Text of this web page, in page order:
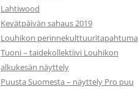
Lahtiwood
Kevätpäivän sahaus 2019
Louhikon perinnekulttuuritapahtuma
Tuoni – taidekollektiivi Louhikon
alkukesän näyttely
Puusta Suomesta – näyttely Pro puu